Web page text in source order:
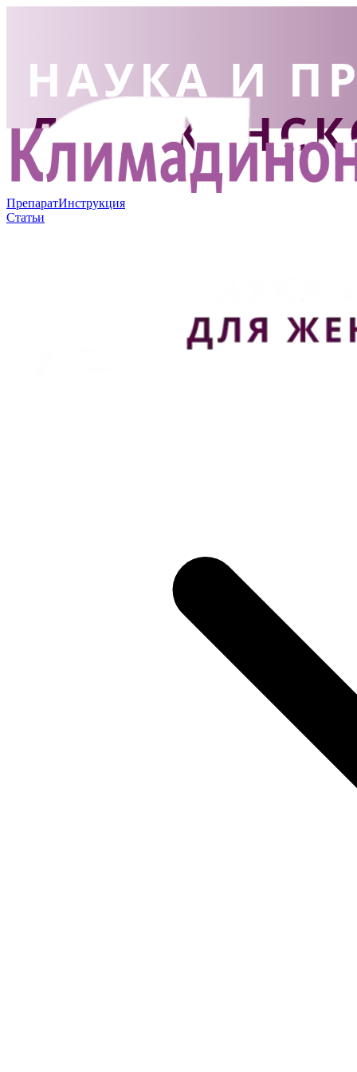
ПрепаратИнструкция
Статьи